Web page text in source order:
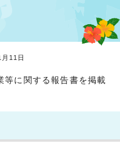
11日
等に関する報告書を掲載